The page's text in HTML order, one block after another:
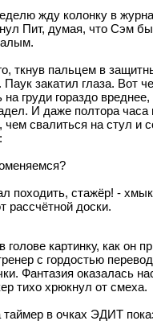
жду колонку в
Пит, думая, что Сэм
ткнув пальцем в
закатил глаза. Вот
на груди гораздо
И даже полтора часа
чем свалиться на стул и
походить, стажёр! -
рассчётной доски.
голове картинку, как он
с гордостью
Фантазия оказалась
тихо хрюкнул от смеха.
таймер в очках ЭДИТ